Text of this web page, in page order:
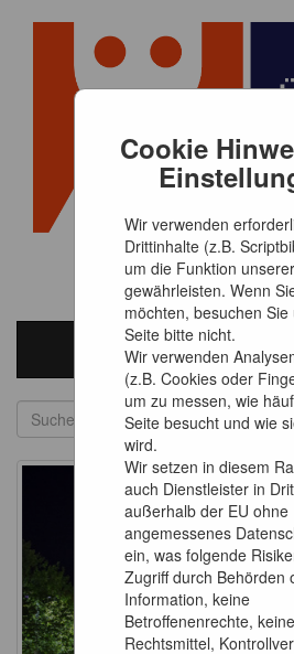
Cookie
Wir verwenden
Drittinhalte (z.B.
um die Funktion
gewährleisten. Wenn
möchten, besuchen Sie
Seite bitte nicht.
Wir verwenden
(z.B. Cookies oder
um zu messen, wie
Seite besucht und wie
wird.
Wir setzen in diesem
auch Dienstleister in
außerhalb der EU ohne
angemessenes
ein, was folgende
Zugriff durch Behörden
Information, keine
Betroffenenrechte, keine
Rechtsmittel,
DE